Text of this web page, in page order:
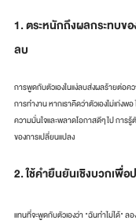
1. ตระหนักถึงผลกระทบข
ลบ
การพูดกับตัวเองในแง่ลบส่งผลร้ายต่อค
การทำงาน หากเราคิดว่าตัวเองไม่เก่งพ
ความมั่นใจและพลาดโอกาสดีๆ ไป การรู้
ของการเปลี่ยนแปลง
2. ใช้คำยืนยันเชิงบวกเพื่
แทนที่จะพูดกับตัวเองว่า "ฉันทำไม่ได้" ล